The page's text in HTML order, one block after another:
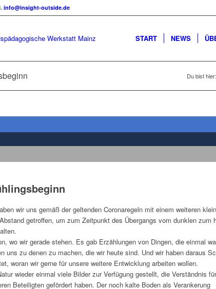
info@insight-outside.de
START NEWS
Du bist hier:
wir uns gemäß der geltenden Coronaregeln mit einem weiteren
getroffen, um zum Zeitpunkt des Übergangs vom dunklen zum
wo wir gerade stehen. Es gab Erzählungen von Dingen, die einmal
uns zu denen zu machen, die wir heute sind. Und wir haben daraus
woran wir gerne für unsere weitere Entwicklung arbeiten wollen.
wieder einmal viele Bilder zur Verfügung gestellt, die Verständnis
Beteiligten gefördert haben. Der noch kalte Boden als Verankerung